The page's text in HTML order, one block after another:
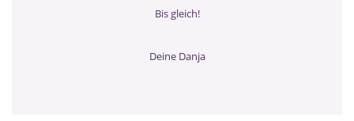
Bis gleich!
Deine Danja